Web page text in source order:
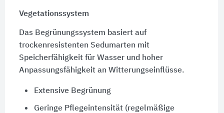
Vegetationssystem
Das Begrünungssystem basiert auf
trockenresistenten Sedumarten mit
Speicherfähigkeit für Wasser und hoher
Anpassungsfähigkeit an Witterungseinflüsse.
Extensive Begrünung
Geringe Pflegeintensität (regelmäßige